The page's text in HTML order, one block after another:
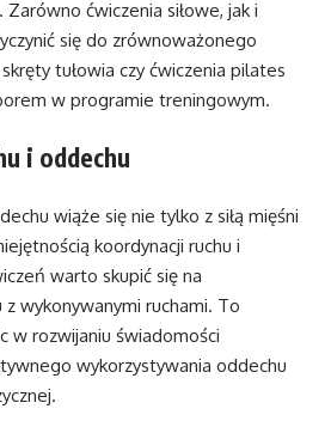
ćwiczenia siłowe, jak i
się do zrównoważonego
tułowia czy ćwiczenia pilates
w programie treningowym.
i oddechu
wiąże się nie tylko z siłą mięśni
koordynacji ruchu i
warto skupić się na
z wykonywanymi ruchami. To
w rozwijaniu świadomości
wykorzystywania oddechu